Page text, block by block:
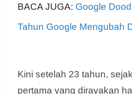
BACA JUGA: Google
Tahun Google Mengubah
Kini setelah 23 tahun,
pertama yang dirayakan